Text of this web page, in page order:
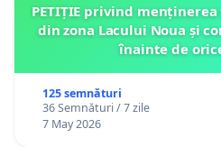
PETIȚIE privind
din zona Lacului Noua și
înainte de
125 semnături
36 Semnături / 7 zile
7 May 2026